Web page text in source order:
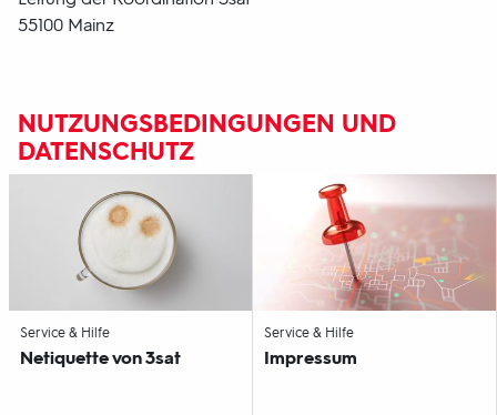
55100 Mainz
NUTZUNGSBEDINGUNGEN UND
DATENSCHUTZ
Service & Hilfe-
Netiquette von3sat
Service & Hilfe-
Impressum